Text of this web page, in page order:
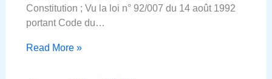
Constitution ; Vu la loi n° 92/007 du 14 août 1992
portant Code du…
Read More »